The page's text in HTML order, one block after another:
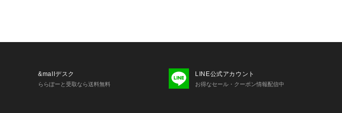
&mallデスク
ららぽーと受取なら送料無料
LINE公式アカウント
お得なセール・クーポン情報配信中